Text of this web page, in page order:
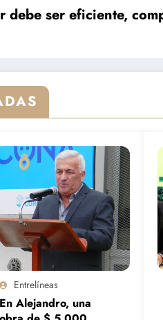
debe ser eficiente,
Entrelíneas
En Alejandro, una